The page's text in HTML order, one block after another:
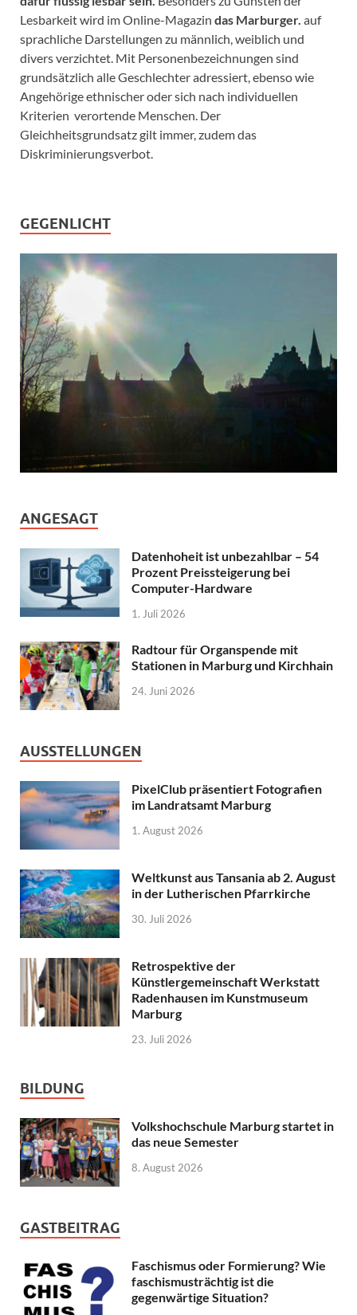
Lesbarkeit wird im Online-Magazin das Marburger. auf
sprachliche Darstellungen zu männlich, weiblich und
divers verzichtet. Mit Personenbezeichnungen sind
grundsätzlich alle Geschlechter adressiert, ebenso wie
Angehörige ethnischer oder sich nach individuellen
Kriterien verortende Menschen. Der
Gleichheitsgrundsatz gilt immer, zudem das
Diskriminierungsverbot.
GEGENLICHT
ANGESAGT
Datenhoheit ist unbezahlbar – 54
Prozent Preissteigerung bei
Computer-Hardware
1. Juli 2026
Radtour für Organspende mit
Stationen in Marburg und Kirchhain
24. Juni 2026
AUSSTELLUNGEN
PixelClub präsentiert Fotografien
im Landratsamt Marburg
1. August 2026
Weltkunst aus Tansania ab 2. August
in der Lutherischen Pfarrkirche
30. Juli 2026
Retrospektive der
Künstlergemeinschaft Werkstatt
Radenhausen im Kunstmuseum
Marburg
23. Juli 2026
BILDUNG
Volkshochschule Marburg startet in
das neue Semester
8. August 2026
GASTBEITRAG
Faschismus oder Formierung? Wie
faschismusträchtig ist die
gegenwärtige Situation?